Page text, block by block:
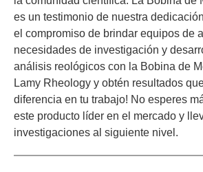
es un testimonio de nuestra
el compromiso de brindar equipos de
necesidades de investigación y
análisis reológicos con la Bobina de
Lamy Rheology y obtén resultados
diferencia en tu trabajo! No esperes
este producto líder en el mercado y
investigaciones al siguiente nivel.